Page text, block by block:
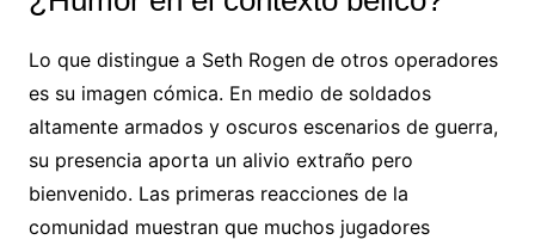
Lo que distingue a Seth Rogen de otros operadores
es su imagen cómica. En medio de soldados
altamente armados y oscuros escenarios de guerra,
su presencia aporta un alivio extraño pero
bienvenido. Las primeras reacciones de la
comunidad muestran que muchos jugadores